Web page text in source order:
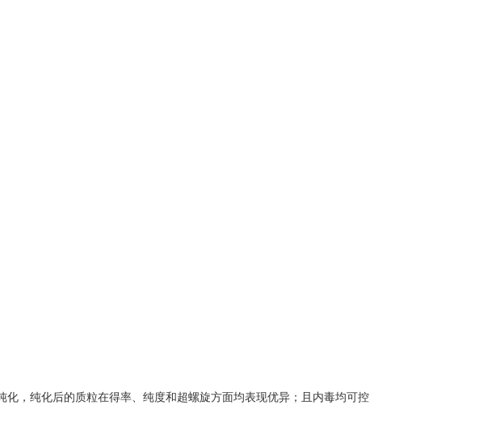
，纯化后的质粒在得率、纯度和超螺旋方面均表现优异；且内毒均可控